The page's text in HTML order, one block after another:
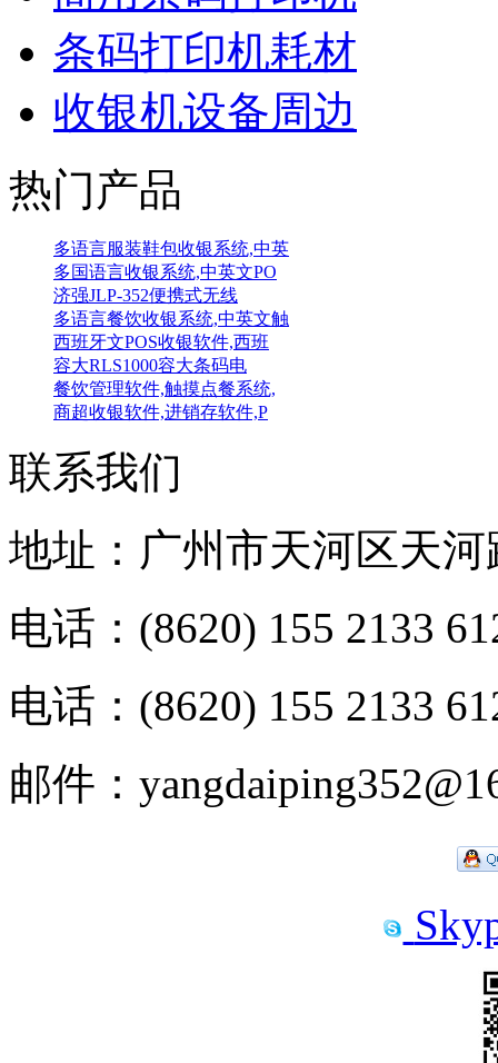
条码打印机耗材
收银机设备周边
热门产品
多语言服装鞋包收银系统,中英
多国语言收银系统,中英文PO
济强JLP-352便携式无线
多语言餐饮收银系统,中英文触
西班牙文POS收银软件,西班
容大RLS1000容大条码电
餐饮管理软件,触摸点餐系统,
商超收银软件,进销存软件,P
联系我们
地址：广州市天河区天
电话：(8620) 155 2133
电话：(8620) 155 2133
邮件：